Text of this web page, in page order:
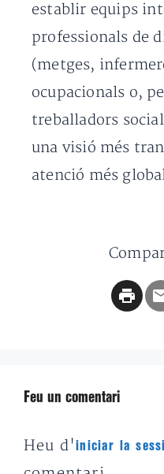
establir equips
professionals de
(metges,
ocupacionals o,
treballadors
una visió més
atenció més
Feu un comentari
Heu d'iniciar la